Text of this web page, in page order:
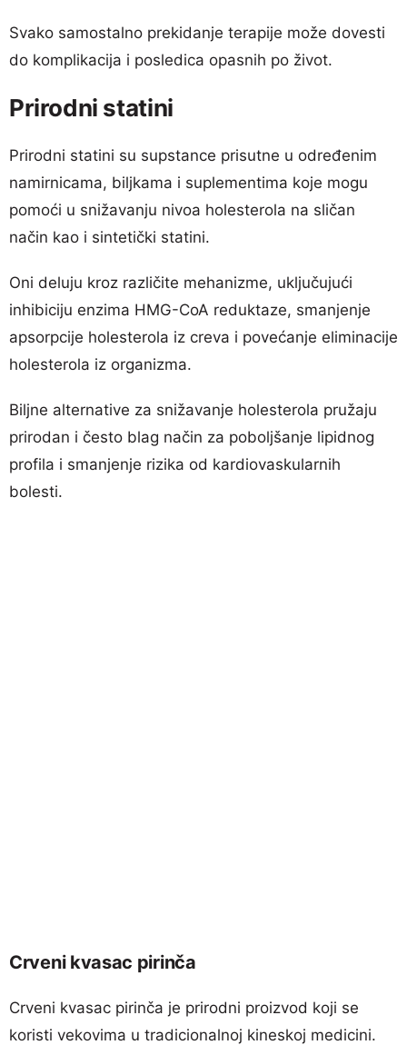
Svako samostalno prekidanje terapije može dovesti
do komplikacija i posledica opasnih po život.
Prirodni statini
Prirodni statini su supstance prisutne u određenim
namirnicama, biljkama i suplementima koje mogu
pomoći u snižavanju nivoa holesterola na sličan
način kao i sintetički statini.
Oni deluju kroz različite mehanizme, uključujući
inhibiciju enzima HMG-CoA reduktaze, smanjenje
apsorpcije holesterola iz creva i povećanje eliminacije
holesterola iz organizma.
Biljne alternative za snižavanje holesterola pružaju
prirodan i često blag način za poboljšanje lipidnog
profila i smanjenje rizika od kardiovaskularnih
bolesti.
Crveni kvasac pirinča
Crveni kvasac pirinča je prirodni proizvod koji se
koristi vekovima u tradicionalnoj kineskoj medicini.